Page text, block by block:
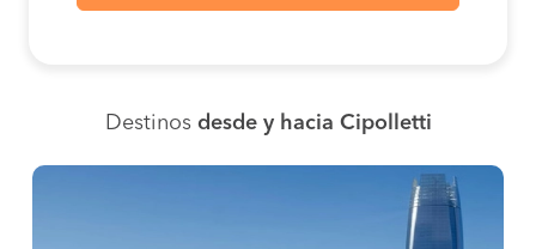
Destinos desde y hacia Cipolletti